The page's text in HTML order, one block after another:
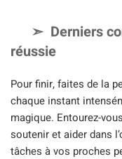
Derniers
réussie
Pour finir, faites de la
chaque instant
magique. Entourez-
soutenir et aider dans
tâches à vos proches